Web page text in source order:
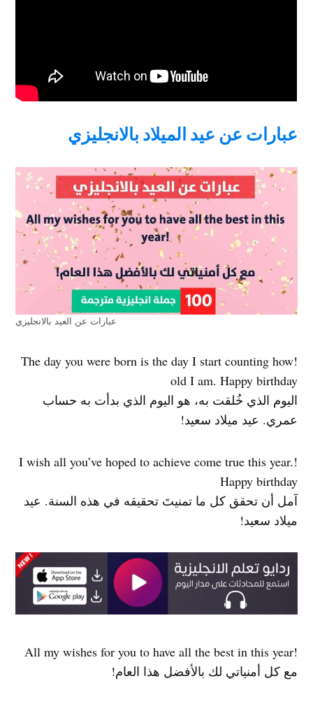
عبارات عن عيد الميلاد بالانجليزي
عبارات عن العيد بالانجليزي
!The day you were born is the day I start counting how
old I am. Happy birthday
اليوم الذي خُلقت به، هو اليوم الذي بدأت به حساب
عمري. عيد ميلاد سعيد!
!I wish all you’ve hoped to achieve come true this year.
Happy birthday
آمل أن تحقق كل ما تمنيتَ تحقيقه في هذه السنة. عيد
ميلاد سعيد!
!All my wishes for you to have all the best in this year
مع كل أمنياتي لك بالأفضل هذا العام!